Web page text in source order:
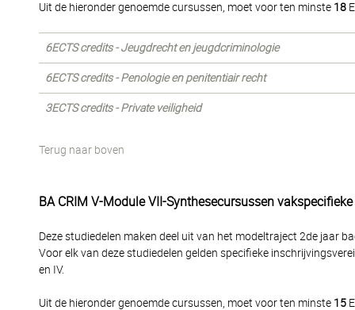
Uit de hieronder genoemde cursussen, moet voor ten minste 18
6ECTS credits - Jeugdrecht en jeugdcriminologie
6ECTS credits - Penologie en penitentiair recht
3ECTS credits - Private veiligheid
Terug naar boven
BA CRIM V-Module VII-Synthesecursussen
Deze studiedelen maken deel uit van het modeltraject 2de jaar
Voor elk van deze studiedelen gelden specifieke
en IV.
Uit de hieronder genoemde cursussen, moet voor ten minste 15